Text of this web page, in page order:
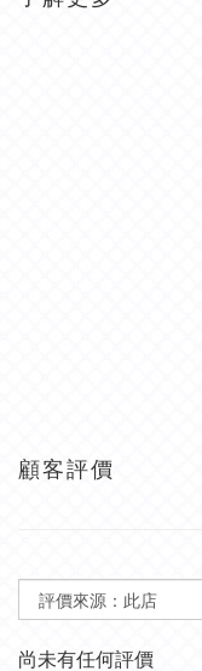
顧客評價
尚未有任何評價